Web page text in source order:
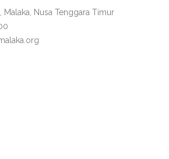
Nusa Tenggara Timur